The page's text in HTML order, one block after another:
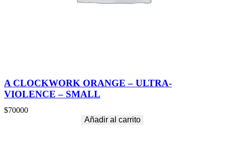
A CLOCKWORK ORANGE – ULTRA-
VIOLENCE – SMALL
$70000
Añadir al carrito